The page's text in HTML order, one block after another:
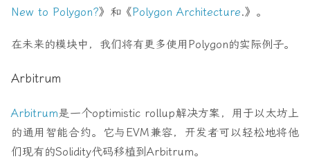
New to Polygon?》和《Polygon Architecture.》。
在未来的模块中，我们将有更多使用Polygon的实际例子。
Arbitrum
Arbitrum是一个optimistic rollup解决方案，用于以太坊上
的通用智能合约。它与EVM兼容，开发者可以轻松地将他
们现有的Solidity代码移植到Arbitrum。